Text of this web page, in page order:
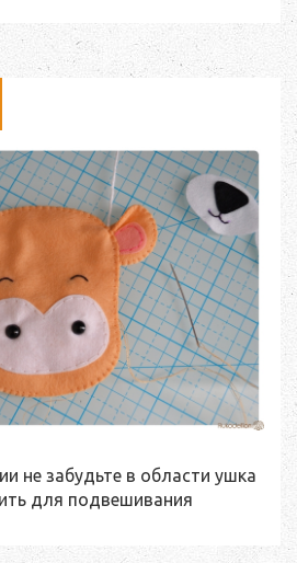
не забудьте в области ушка
для подвешивания